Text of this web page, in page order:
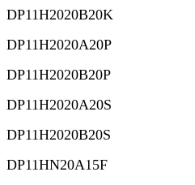
DP11H2020B20K
DP11H2020A20P
DP11H2020B20P
DP11H2020A20S
DP11H2020B20S
DP11HN20A15F